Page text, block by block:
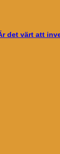
det värt att